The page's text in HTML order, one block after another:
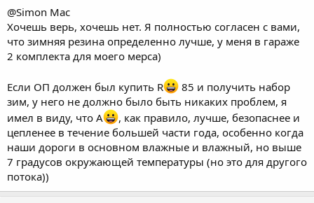
@Simon Mac
Хочешь верь, хочешь нет. Я полностью согласен с вами,
что зимняя резина определенно лучше, у меня в гараже
2 комплекта для моего мерса)
Если ОП должен был купить R
85 и получить набор
зим, у него не должно было быть никаких проблем, я
имел в виду, что A
, как правило, лучше, безопаснее и
цепленее в течение большей части года, особенно когда
наши дороги в основном влажные и влажный, но выше
7 градусов окружающей температуры (но это для другого
потока))